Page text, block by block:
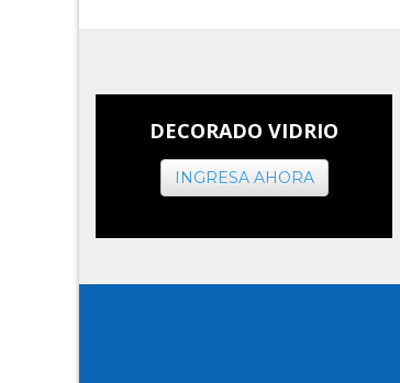
DECORADO VIDRIO
INGRESA AHORA